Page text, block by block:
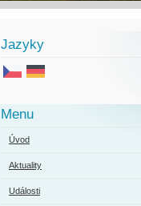
Jazyky
Menu
Úvod
Aktuality
Události